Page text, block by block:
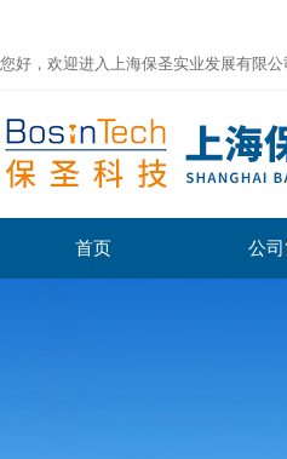
您好，欢迎进入上海保圣实业发展有限公
首页 公